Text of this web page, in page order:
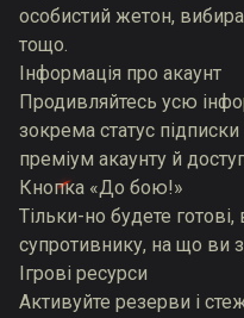
особистий жетон,
тощо.
Інформація про акаунт
Продивляйтесь усю
зокрема статус
преміум акаунту й
Кнопка «До бою!»
Тільки-но будете
супротивнику, на що ви
Ігрові ресурси
Активуйте резерви і